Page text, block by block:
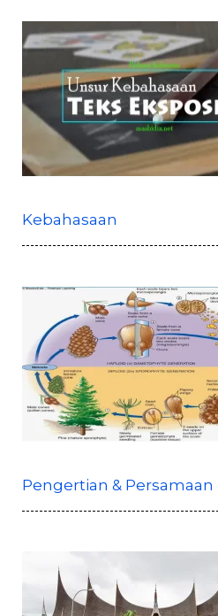
Kebahasaan
Pengertian & Persamaan